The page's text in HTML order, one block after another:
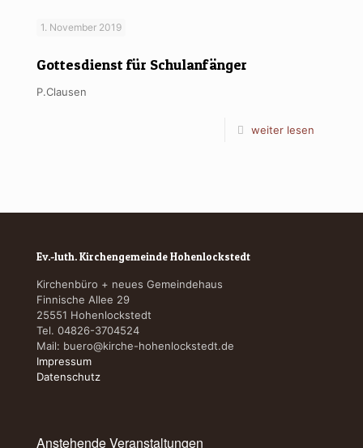
1. November 2019
Gottesdienst für Schulanfänger
P.Clausen
weiter lesen
Ev.-luth. Kirchengemeinde Hohenlockstedt
Kirchenbüro + neues Gemeindehaus
Finnische Allee 29
25551 Hohenlockstedt
Tel. 04826-3704524
Mail: buero@kirche-hohenlockstedt.de
Impressum
Datenschutz
Anstehende Veranstaltungen